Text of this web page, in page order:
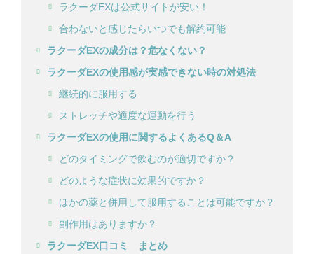
ラクーダEXは公式サイトが安い！
合わないと感じたらいつでも解約可能
ラクーダEXの成分は？危なくない？
ラクーダEXの使用感が実感できない時の対処法
継続的に服用する
ストレッチや適度な運動を行う
ラクーダEXの使用に関するよくあるQ＆A
どのタイミングで飲むのが適切ですか？
どのような症状に効果的ですか？
ほかの薬と併用して服用することは可能ですか？
副作用はありますか？
ラクーダEX口コミ まとめ